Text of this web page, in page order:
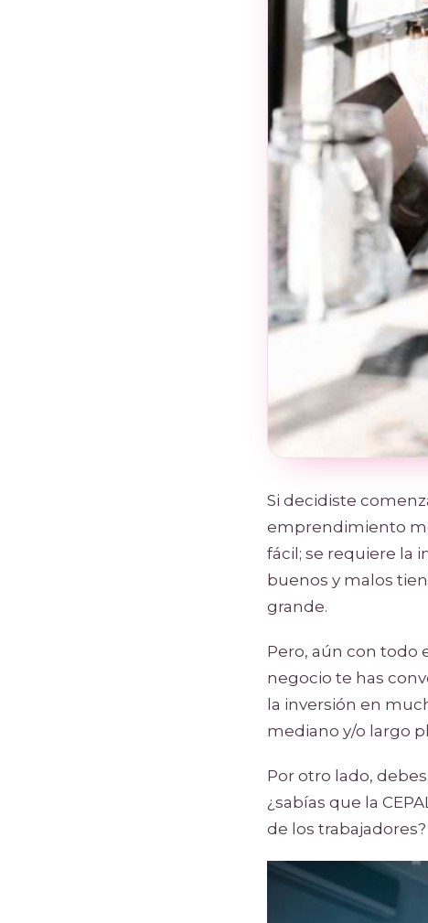
Si decidiste
emprendimiento
fácil; se requiere la
buenos y malos
grande.
Pero, aún con todo
negocio te has
la inversión en
mediano y/o largo
Por otro lado,
¿sabías que la
de los trabajadores?